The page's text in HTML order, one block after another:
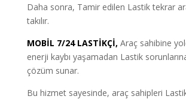
Daha sonra, Tamir edilen Lastik tekrar
takılır.
MOBİL 7/24 LASTİKÇİ, Araç sahibine
enerji kaybı yaşamadan Lastik
çözüm sunar.
Bu hizmet sayesinde, araç sahipleri